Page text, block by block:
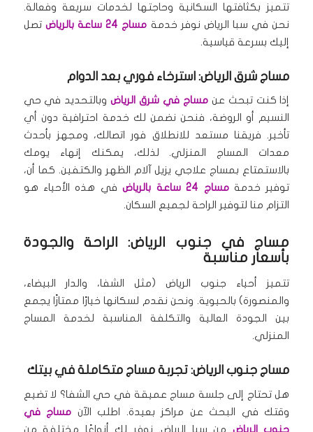
تتميز بكثافتها السكانية وحاجتها لخدمات سريعة وفعالة.
نحن في سبا الرياض نوفر خدمة مساج 24 ساعة بالرياض
تصل
إليك بسرعة قياسية.
مساج شرق الرياض: استرخاء فوري بعد الدوام
إذا كنت تبحث عنمساج في شرق الرياضوبالتحديد في حي
النسيم أو الروضة، فنحن نضمن لك خدمة احترافية دون أي
تأخير.فريقنا مستعد للانطلاق فور اتصالك، ومجهز بأحدث
معدات المساج المنزلي.لذلك، يمكنك إنهاء يومك
بالاستمتاع بمساج علاجي يزيل آلام الظهر والكتفين. كما أن،
توفير خدمةمساج 24 ساعة بالرياض
في هذه الأحياء هو
التزام منا لتوفير الراحة لجميع السكان.
مساج في جنوب الرياض: الراحة والجودة
بأسعار مناسبة
تتميز أحياء جنوب الرياض (مثل الشفا، والدار البيضاء،
والمنصورة) بالحيوية. ونحن نقدم لسكانها خيارًا ممتازًا يجمع
بين الجودة العالية والتكلفة المناسبة لخدمة المساج
المنزلي.
مساج جنوب الرياض: تجربة مساج متكاملة في بيتك
هل تحتاج إلى جلسة مساج عميقة في حي الشفا؟ لا تضيع
وقتك في البحث عن مراكز بعيدة. اطلب الآن مساج في
جنوب الرياض من سبا الرياض. نوفر لك أنواعًا مختلفة من